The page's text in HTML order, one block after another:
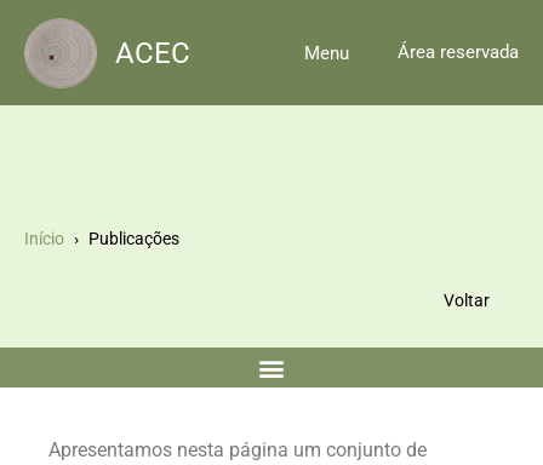
content
ACEC Menu Área reservada
Início Publicações
Voltar
Apresentamos nesta página um conjunto de